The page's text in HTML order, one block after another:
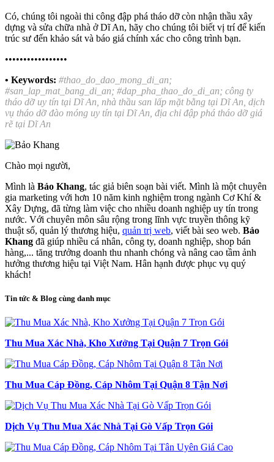
Có, chúng tôi ngoài thi công đập phá tháo dỡ còn nhận thầu xây
dựng và sửa chữa nhà ở Dĩ An, hãy cho chúng tôi biết vị trí để kiến
trúc sư đến khảo sát và báo giá chính xác cho công trình bạn.
•••••••••••••••••
• Keywords: #thao_do_dao_mong_di_an;
#san_lap_mat_bang_di_an; #dap_pha_thao_do_di_an; công ty
tháo dỡ uy tín tại Dĩ An, nhà thầu san lấp mặt bằng tại Dĩ An, dịch
vụ tháo dỡ đào móng uy tín tại Dĩ An, địa chỉ đập phá tháo dỡ giá
rẽ tại Dĩ An
Chào mọi người,
Mình là Bảo Khang, tác giả biên soạn bài viết. Mình là một chuyên
gia marketing với hơn 10 năm kinh nghiệm trong ngành Cơ Khí &
Xây Dựng, đã từng làm việc cho nhiều doanh nghiệp uy tín trong
nước. Với chuyên môn sâu rộng trong lĩnh vực truyền thông kỹ
thuật số, quản lý thương hiệu, quản trị web, viết bài seo web. Bảo
Khang đã giúp nhiều cá nhân, công ty, doanh nghiệp, shop bán
hàng,... tăng trưởng doanh thu nhanh chóng và nâng cao tầm ảnh
hưởng thương hiệu tại Việt Nam. Hân hạnh được phục vụ quý
khách!
Tin tức & Blog cùng danh mục
Thu Mua Xác Nhà, Kho Xưởng Tại Quận 7 Trọn Gói
Thu Mua Cáp Đồng, Cáp Nhôm Tại Quận 8 Tận Nơi
Dịch Vụ Thu Mua Xác Nhà Tại Gò Vấp Trọn Gói